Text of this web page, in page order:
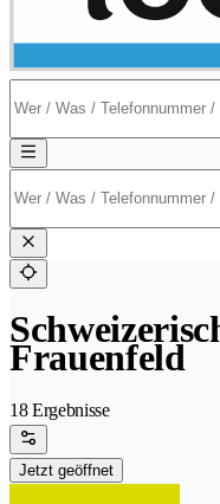
Frauenfeld
18 Ergebnisse
Jetzt geöffnet